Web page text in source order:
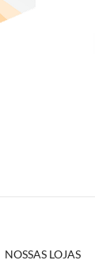
NOSSAS LOJAS